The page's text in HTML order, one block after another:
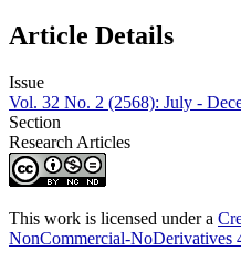
Article Details
Issue
Vol. 32 No. 2 (2568): July -
Section
Research Articles
This work is licensed under a
NonCommercial-NoDerivatives